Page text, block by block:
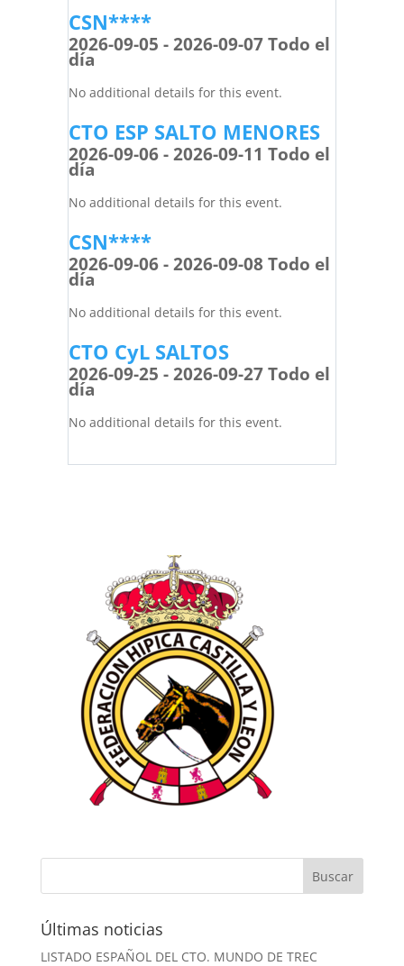
CSN****
2026-09-05 - 2026-09-07 Todo el
día
No additional details for this event.
CTO ESP SALTO MENORES
2026-09-06 - 2026-09-11 Todo el
día
No additional details for this event.
CSN****
2026-09-06 - 2026-09-08 Todo el
día
No additional details for this event.
CTO CyL SALTOS
2026-09-25 - 2026-09-27 Todo el
día
No additional details for this event.
Últimas noticias
LISTADO ESPAÑOL DEL CTO. MUNDO DE TREC